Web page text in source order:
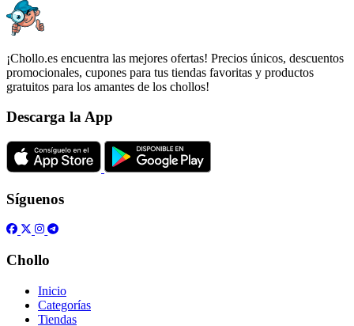
¡Chollo.es encuentra las mejores ofertas! Precios únicos, descuentos
promocionales, cupones para tus tiendas favoritas y productos
gratuitos para los amantes de los chollos!
Descarga la App
Síguenos
Chollo
Inicio
Categorías
Tiendas